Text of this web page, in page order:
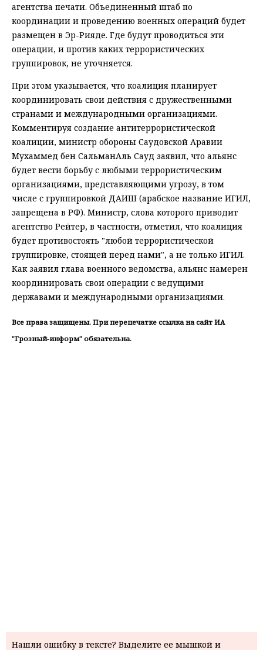
агентства печати. Объединенный штаб по
координации и проведению военных операций будет
размещен в Эр-Рияде. Где будут проводиться эти
операции, и против каких террористических
группировок, не уточняется.
При этом указывается, что коалиция планирует
координировать свои действия с дружественными
странами и международными организациями.
Комментируя создание антитеррористической
коалиции, министр обороны Саудовской Аравии
Мухаммед бен СальманАль Сауд заявил, что альянс
будет вести борьбу с любыми террористическим
организациями, представляющими угрозу, в том
числе с группировкой ДАИШ (арабское название ИГИЛ,
запрещена в РФ). Министр, слова которого приводит
агентство Рейтер, в частности, отметил, что коалиция
будет противостоять "любой террористической
группировке, стоящей перед нами", а не только ИГИЛ.
Как заявил глава военного ведомства, альянс намерен
координировать свои операции с ведущими
державами и международными организациями.
Все права защищены. При перепечатке ссылка на сайт ИА
"Грозный-информ" обязательна.
Нашли ошибку в тексте? Выделите ее мышкой и